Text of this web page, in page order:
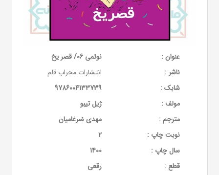
عنوان :
نوئمی 06/ قصر یخ
ناشر :
انتشارات محراب قلم
شابک :
9786004133739
مولف :
ژیل تیبو
مترجم :
مهدی ضرغامیان
نوبت چاپ :
2
سال چاپ :
1400
قطع :
رقعی